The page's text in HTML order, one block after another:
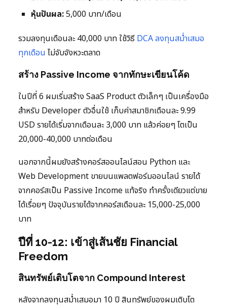
หุ้นปันผล:5,000 บาท/เดือน
รวมลงทุนเดือนละ 40,000 บาท ใช้วิธี DCA ลงทุนสม่ำเสมอ
ทุกเดือน ไม่จับจังหวะตลาด
สร้าง Passive Income จากทักษะเขียนโค้ด
ในปีที่ 6 ผมเริ่มสร้าง SaaS Product ตัวเล็กๆ เป็นเครื่องมือ
สำหรับ Developer ตัวอื่นใช้ เก็บค่าสมาชิกเดือนละ 9.99
USD รายได้เริ่มจากเดือนละ 3,000 บาท แล้วค่อยๆ โตเป็น
20,000-40,000 บาทต่อเดือน
นอกจากนี้ผมยังสร้างคอร์สออนไลน์สอน Python และ
Web Development ขายบนแพลตฟอร์มออนไลน์ รายได้
จากคอร์สเป็น Passive Income แท้จริง ทำครั้งเดียวแต่ขาย
ได้เรื่อยๆ ปัจจุบันรายได้จากคอร์สเดือนละ 15,000-25,000
บาท
ปีที่ 10-12: เข้าสู่เส้นชัย Financial
Freedom
สินทรัพย์เติบโตจาก Compound Interest
หลังจากลงทุนสม่ำเสมอมา 10 ปี สินทรัพย์ของผมเติบโต